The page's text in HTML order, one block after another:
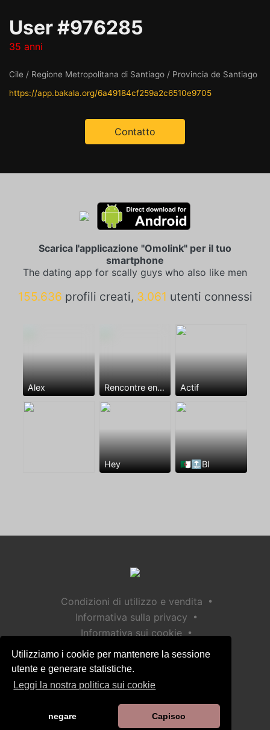
Utilizziamo i cookie per mantenere la sessione
utente e generare statistiche.
Leggi la nostra politica sui cookie
negare Capisco
User #976285
35 anni
Cile / Regione Metropolitana di Santiago / Provincia de Santiago
https://app.bakala.org/6a49184cf259a2c6510e9705
Contatto
Scarica l'applicazione "Omolink" per il tuo
smartphone
The dating app for scally guys who also like men
155.636 profili creati, 3.061 utenti connessi
Alex Rencontre entre mecs Actif
Hey 🇩🇿🔝BI
Condizioni di utilizzo e vendita •
Informativa sulla privacy •
Informativa sui cookie •
Politica sulla sicurezza dei bambini
Aiuto / Contatto